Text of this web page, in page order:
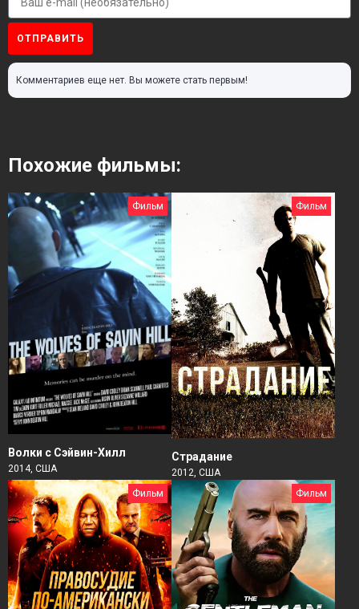
ОТПРАВИТЬ
Комментариев еще нет. Вы можете стать первым!
Похожие фильмы:
Фильм
Волки с Сэйвин-Хилл
2014, США
Фильм
Страдание
2012, США
Фильм
Фильм